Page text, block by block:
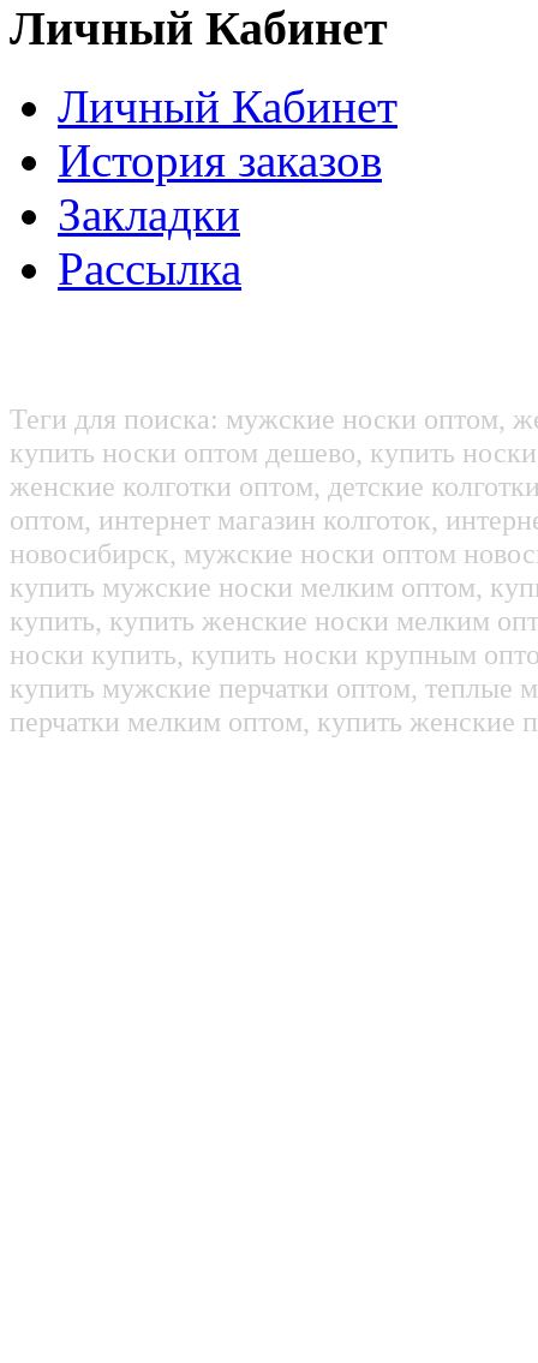
Личный Кабинет
Личный Кабинет
История заказов
Закладки
Рассылка
Теги для поиска: мужские носки оптом,
купить носки оптом дешево, купить
женские колготки оптом, детские
оптом, интернет магазин колготок,
новосибирск, мужские носки оптом
купить мужские носки мелким оптом,
купить, купить женские носки мелким
носки купить, купить носки крупным
купить мужские перчатки оптом, теплые
перчатки мелким оптом, купить женские